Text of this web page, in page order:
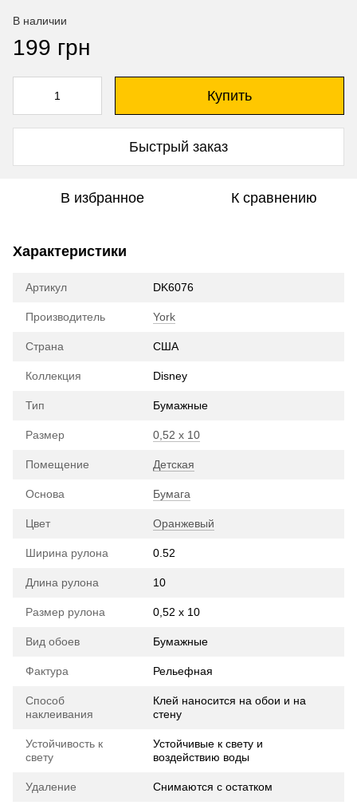
В наличии
199 грн
Купить
Быстрый заказ
В избранное К сравнению
Характеристики
Артикул DK6076
Производитель York
Страна США
Коллекция Disney
Тип Бумажные
Размер 0,52 х 10
Помещение Детская
Основа Бумага
Цвет Оранжевый
Ширина рулона 0.52
Длина рулона 10
Размер рулона 0,52 х 10
Вид обоев Бумажные
Фактура Рельефная
Способ
наклеивания
Клей наносится на обои и на
стену
Устойчивость к
свету
Устойчивые к свету и
воздействию воды
Удаление Снимаются с остатком